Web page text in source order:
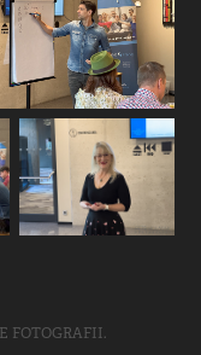
FOTOGRAFII.